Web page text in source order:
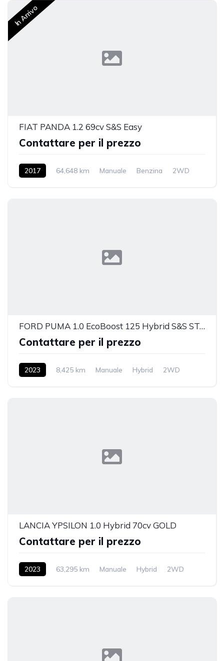
In Arrivo
FIAT PANDA 1.2 69cv S&S Easy
Contattare per il prezzo
2017 64,648 km Manuale Benzina 2WD
FORD PUMA 1.0 EcoBoost 125 Hybrid S&S ST-Line
Contattare per il prezzo
2023 8,425 km Manuale Hybrid 2WD
LANCIA YPSILON 1.0 Hybrid 70cv GOLD
Contattare per il prezzo
2023 63,295 km Manuale Hybrid 2WD